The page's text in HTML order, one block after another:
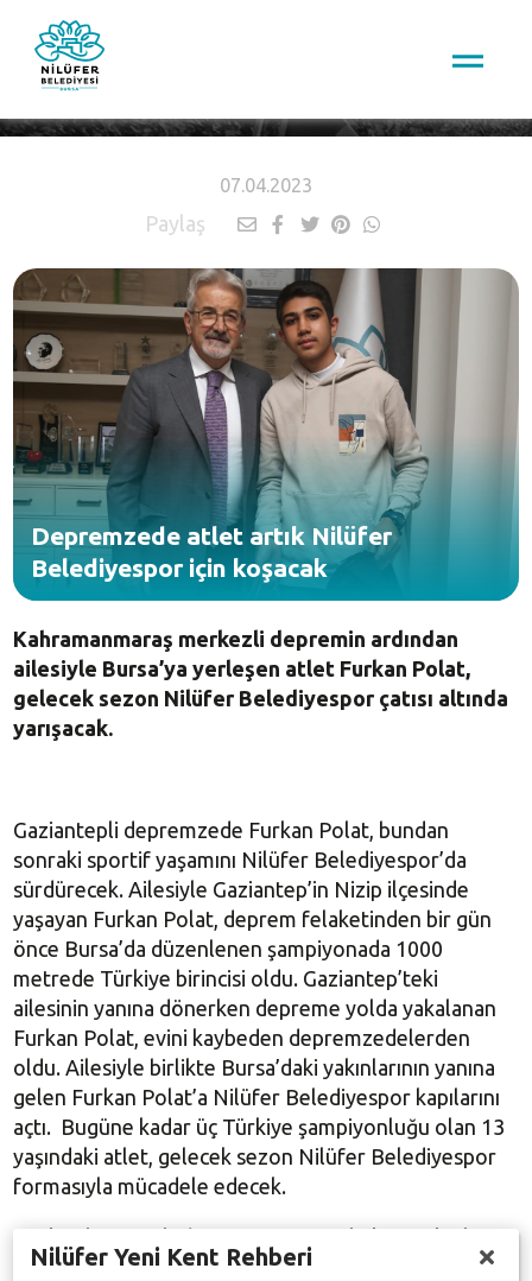
07.04.2023
Paylaş
Depremzede atlet artık Nilüfer
Belediyespor için koşacak
Kahramanmaraş merkezli depremin ardından
ailesiyle Bursa’ya yerleşen atlet Furkan Polat,
gelecek sezon Nilüfer Belediyespor çatısı altında
yarışacak.
Gaziantepli depremzede Furkan Polat, bundan
sonraki sportif yaşamını Nilüfer Belediyespor’da
sürdürecek. Ailesiyle Gaziantep’in Nizip ilçesinde
yaşayan Furkan Polat, deprem felaketinden bir gün
önce Bursa’da düzenlenen şampiyonada 1000
metrede Türkiye birincisi oldu. Gaziantep’teki
ailesinin yanına dönerken depreme yolda yakalanan
Furkan Polat, evini kaybeden depremzedelerden
oldu. Ailesiyle birlikte Bursa’daki yakınlarının yanına
gelen Furkan Polat’a Nilüfer Belediyespor kapılarını
açtı. Bugüne kadar üç Türkiye şampiyonluğu olan 13
yaşındaki atlet, gelecek sezon Nilüfer Belediyespor
formasıyla mücadele edecek.
Furkan Polat, Nilüfer Belediye Başkanı Turgay
Nilüfer Yeni Kent Rehberi